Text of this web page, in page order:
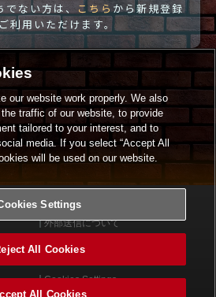
ない方は、 こちらから新規登録
利用いただけます。
利用規約
外部送信について
Cookies Settings
our website work properly. We also
traffic of our website, to provide
tailored to your interest, and to
media. If you select “Accept All
will be used on our website.
Settings
All Cookies
All Cookies